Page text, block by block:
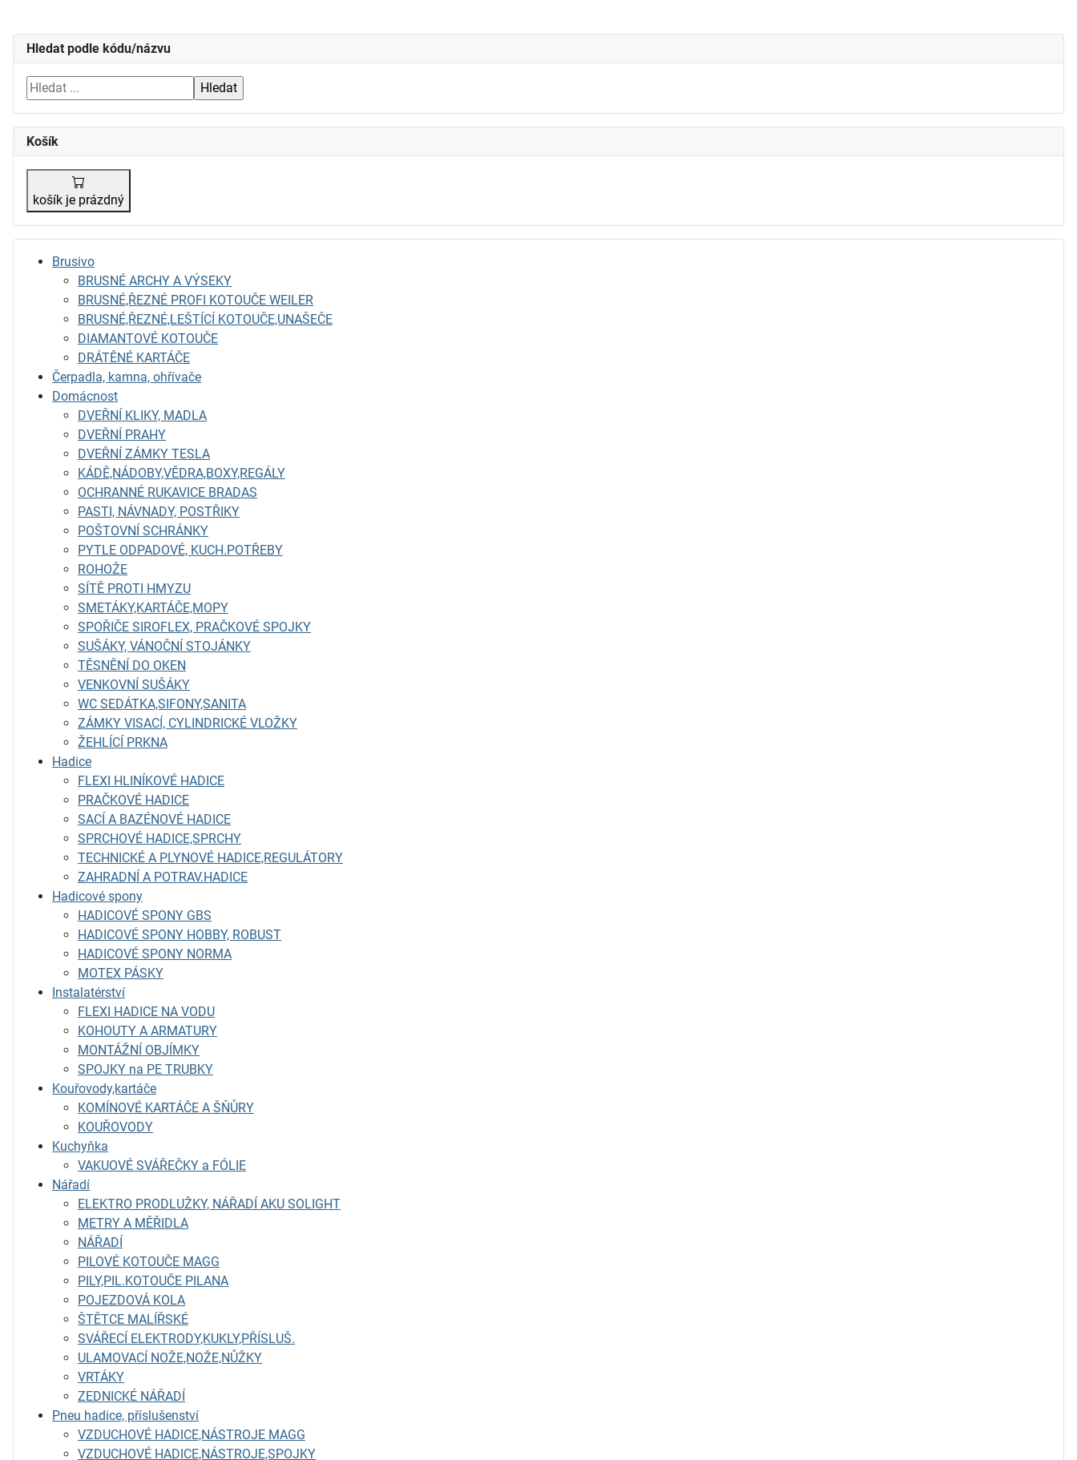
Hledat podle kódu/názvu
Košík
košík je prázdný
Brusivo
BRUSNÉ ARCHY A VÝSEKY
BRUSNÉ,ŘEZNÉ PROFI KOTOUČE WEILER
BRUSNÉ,ŘEZNÉ,LEŠTÍCÍ KOTOUČE,UNAŠEČE
DIAMANTOVÉ KOTOUČE
DRÁTĚNÉ KARTÁČE
Čerpadla, kamna, ohřívače
Domácnost
DVEŘNÍ KLIKY, MADLA
DVEŘNÍ PRAHY
DVEŘNÍ ZÁMKY TESLA
KÁDĚ,NÁDOBY,VĚDRA,BOXY,REGÁLY
OCHRANNÉ RUKAVICE BRADAS
PASTI, NÁVNADY, POSTŘIKY
POŠTOVNÍ SCHRÁNKY
PYTLE ODPADOVÉ, KUCH.POTŘEBY
ROHOŽE
SÍTĚ PROTI HMYZU
SMETÁKY,KARTÁČE,MOPY
SPOŘIČE SIROFLEX, PRAČKOVÉ SPOJKY
SUŠÁKY, VÁNOČNÍ STOJÁNKY
TĚSNĚNÍ DO OKEN
VENKOVNÍ SUŠÁKY
WC SEDÁTKA,SIFONY,SANITA
ZÁMKY VISACÍ, CYLINDRICKÉ VLOŽKY
ŽEHLÍCÍ PRKNA
Hadice
FLEXI HLINÍKOVÉ HADICE
PRAČKOVÉ HADICE
SACÍ A BAZÉNOVÉ HADICE
SPRCHOVÉ HADICE,SPRCHY
TECHNICKÉ A PLYNOVÉ HADICE,REGULÁTORY
ZAHRADNÍ A POTRAV.HADICE
Hadicové spony
HADICOVÉ SPONY GBS
HADICOVÉ SPONY HOBBY, ROBUST
HADICOVÉ SPONY NORMA
MOTEX PÁSKY
Instalatérství
FLEXI HADICE NA VODU
KOHOUTY A ARMATURY
MONTÁŽNÍ OBJÍMKY
SPOJKY na PE TRUBKY
Kouřovody,kartáče
KOMÍNOVÉ KARTÁČE A ŠŇŮRY
KOUŘOVODY
Kuchyňka
VAKUOVÉ SVÁŘEČKY a FÓLIE
Nářadí
ELEKTRO PRODLUŽKY, NÁŘADÍ AKU SOLIGHT
METRY A MĚŘIDLA
NÁŘADÍ
PILOVÉ KOTOUČE MAGG
PILY,PIL.KOTOUČE PILANA
POJEZDOVÁ KOLA
ŠTĚTCE MALÍŘSKÉ
SVÁŘECÍ ELEKTRODY,KUKLY,PŘÍSLUŠ.
ULAMOVACÍ NOŽE,NOŽE,NŮŽKY
VRTÁKY
ZEDNICKÉ NÁŘADÍ
Pneu hadice, příslušenství
VZDUCHOVÉ HADICE,NÁSTROJE MAGG
VZDUCHOVÉ HADICE,NÁSTROJE,SPOJKY